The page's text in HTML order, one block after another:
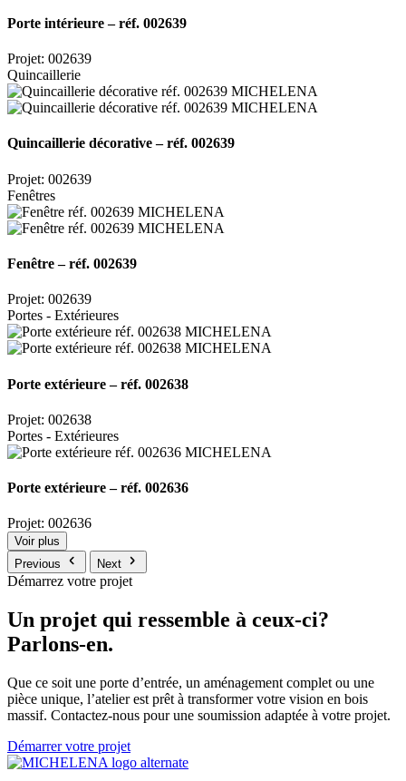
Porte intérieure – réf. 002639
Projet: 002639
Quincaillerie
Quincaillerie décorative – réf. 002639
Projet: 002639
Fenêtres
Fenêtre – réf. 002639
Projet: 002639
Portes - Extérieures
Porte extérieure – réf. 002638
Projet: 002638
Portes - Extérieures
Porte extérieure – réf. 002636
Projet: 002636
Voir plus
Previous
Next
Démarrez votre projet
Un projet qui ressemble à ceux-ci?
Parlons-en.
Que ce soit une porte d’entrée, un aménagement complet ou une
pièce unique, l’atelier est prêt à transformer votre vision en bois
massif. Contactez-nous pour une soumission adaptée à votre projet.
Démarrer votre projet